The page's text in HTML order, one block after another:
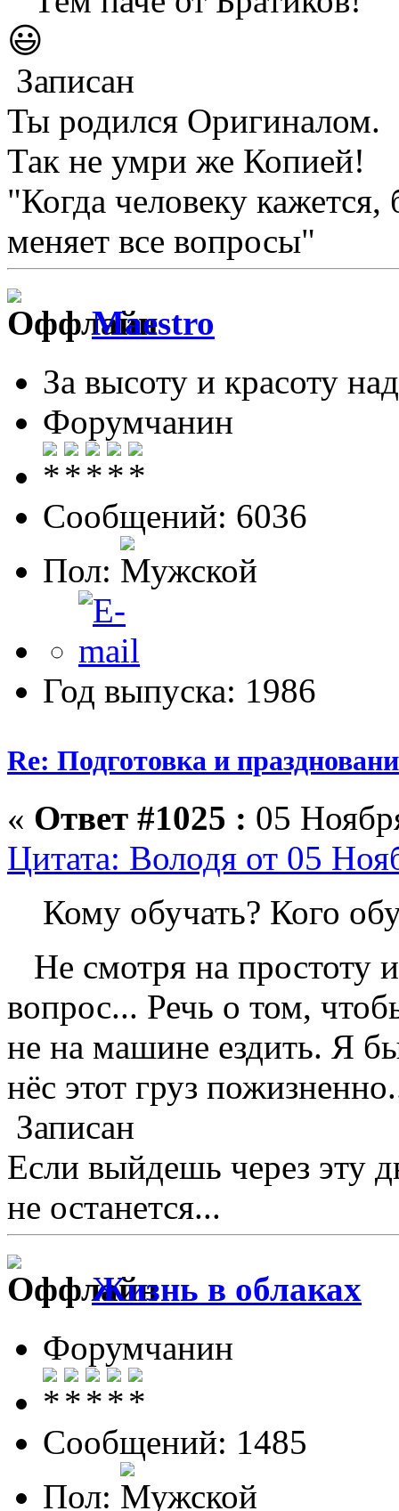
😃
Записан
Ты родился Оригиналом.
Так не умри же Копией!
"Когда человеку кажется,
меняет все вопросы"
Maestro
За высоту и красоту
Форумчанин
Сообщений: 6036
Пол:
Год выпуска: 1986
Re: Подготовка и
« Ответ #1025 : 05
Цитата: Володя от 05
Кому обучать? Кого
Не смотря на простоту
вопрос... Речь о том,
не на машине ездить. Я
нёс этот груз
Записан
Если выйдешь через эту
не останется...
Жизнь в облаках
Форумчанин
Сообщений: 1485
Пол: